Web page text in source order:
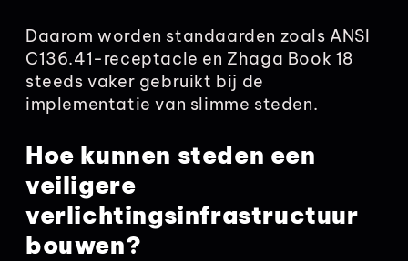
Daarom worden standaarden zoals ANSI
C136.41-receptacle en Zhaga Book 18
steeds vaker gebruikt bij de
implementatie van slimme steden.
Hoe kunnen steden een
veiligere
verlichtingsinfrastructuur
bouwen?